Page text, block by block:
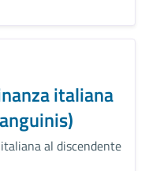
italiana
al discendente